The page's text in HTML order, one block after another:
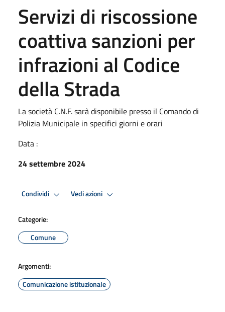
Servizi di riscossione
coattiva sanzioni per
infrazioni al Codice
della Strada
La società C.N.F. sarà disponibile presso il Comando di
Polizia Municipale in specifici giorni e orari
Data :
24 settembre 2024
Condividi Vedi azioni
Categorie:
Comune
Argomenti:
Comunicazione istituzionale